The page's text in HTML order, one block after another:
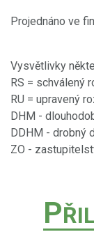
Projednáno ve
Vysvětlivky
RS = schválený
RU = upravený
DHM -
DDHM - drobný
ZO -
P